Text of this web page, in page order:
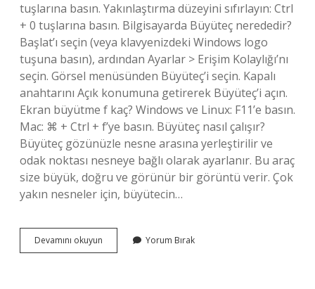
tuşlarına basın. Yakınlaştırma düzeyini sıfırlayın: Ctrl
+ 0 tuşlarına basın. Bilgisayarda Büyüteç nerededir?
Başlat’ı seçin (veya klavyenizdeki Windows logo
tuşuna basın), ardından Ayarlar > Erişim Kolaylığı’nı
seçin. Görsel menüsünden Büyüteç’i seçin. Kapalı
anahtarını Açık konumuna getirerek Büyüteç’i açın.
Ekran büyütme f kaç? Windows ve Linux: F11’e basın.
Mac: ⌘ + Ctrl + f’ye basın. Büyüteç nasıl çalışır?
Büyüteç gözünüzle nesne arasına yerleştirilir ve
odak noktası nesneye bağlı olarak ayarlanır. Bu araç
size büyük, doğru ve görünür bir görüntü verir. Çok
yakın nesneler için, büyütecin…
Devamını okuyun Büyüteç
Hangi
Yorum Bırak